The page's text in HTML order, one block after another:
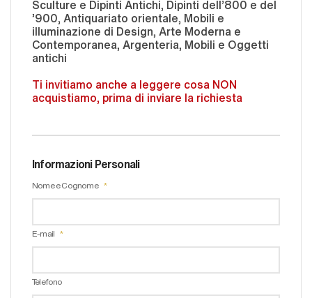
Sculture e Dipinti Antichi, Dipinti dell'800 e del
'900, Antiquariato orientale, Mobili e
illuminazione di Design, Arte Moderna e
Contemporanea, Argenteria, Mobili e Oggetti
antichi
Ti invitiamo anche a leggere cosa NON
acquistiamo, prima di inviare la richiesta
Informazioni Personali
Nome e Cognome
E-mail
Telefono